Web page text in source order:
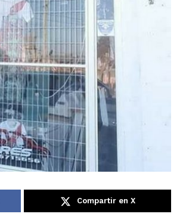
Compartir en X